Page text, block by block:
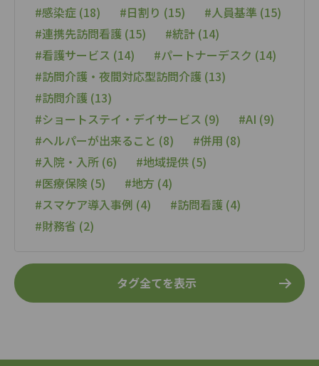
#感染症 (18)
#日割り (15)
#人員基準 (15)
#連携先訪問看護 (15)
#統計 (14)
#看護サービス (14)
#パートナーデスク (14)
#訪問介護・夜間対応型訪問介護 (13)
#訪問介護 (13)
#ショートステイ・デイサービス (9)
#AI (9)
#ヘルパーが出来ること (8)
#併用 (8)
#入院・入所 (6)
#地域提供 (5)
#医療保険 (5)
#地方 (4)
#スマケア導入事例 (4)
#訪問看護 (4)
#財務省 (2)
タグ全てを表示